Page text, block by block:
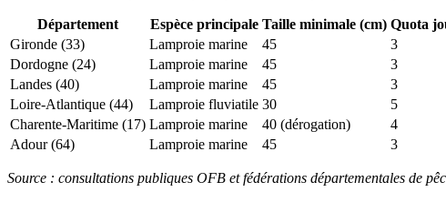
Département Espèce principale Taille minimale (cm) Quota
Gironde (33)
Lamproie marine 45 3
Dordogne (24)
Lamproie marine 45 3
Landes (40)
Lamproie marine 45 3
Loire-Atlantique (44)
Lamproie fluviatile 30 5
Charente-Maritime (17) Lamproie marine 40 (dérogation) 4
Adour (64)
Lamproie marine 45 3
Source : consultations publiques OFB et fédérations départementales de